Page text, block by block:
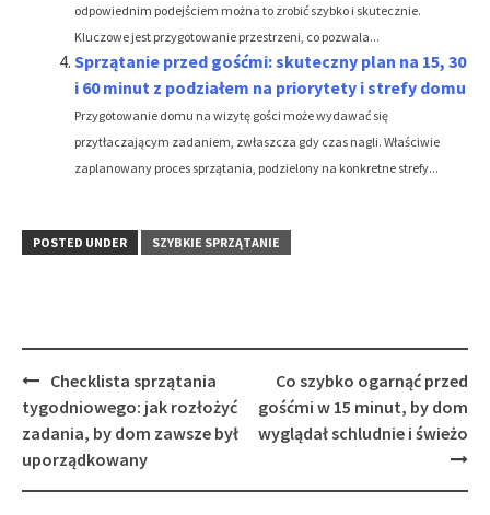
odpowiednim podejściem można to zrobić szybko i skutecznie.
Kluczowe jest przygotowanie przestrzeni, co pozwala...
Sprzątanie przed gośćmi: skuteczny plan na 15, 30
i 60 minut z podziałem na priorytety i strefy domu
Przygotowanie domu na wizytę gości może wydawać się
przytłaczającym zadaniem, zwłaszcza gdy czas nagli. Właściwie
zaplanowany proces sprzątania, podzielony na konkretne strefy...
POSTED UNDER SZYBKIE SPRZĄTANIE
Post
navigation
Checklista sprzątania
tygodniowego: jak rozłożyć
zadania, by dom zawsze był
uporządkowany
Co szybko ogarnąć przed
gośćmi w 15 minut, by dom
wyglądał schludnie i świeżo